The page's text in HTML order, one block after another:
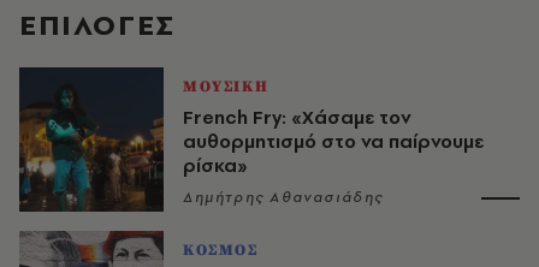
EΠΙΛΟΓΈΣ
ΜΟΥΣΙΚΗ
French Fry: «Χάσαμε τον
αυθορμητισμό στο να παίρνουμε
ρίσκα»
Δημήτρης Αθανασιάδης
ΚΟΣΜΟΣ